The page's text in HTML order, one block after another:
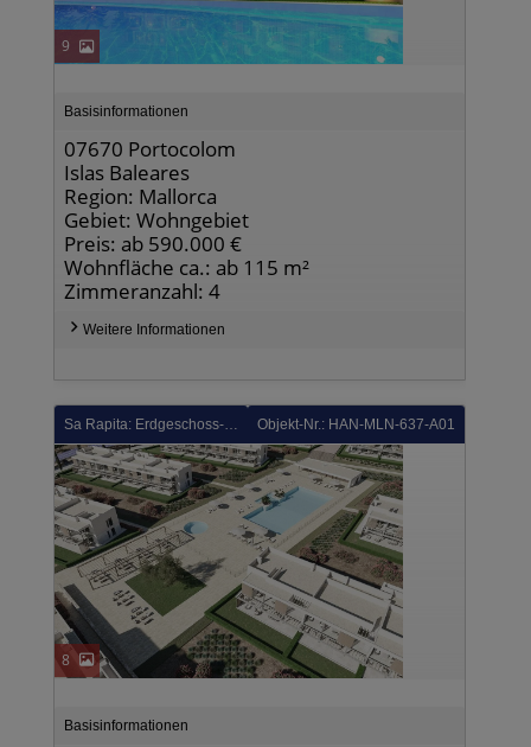
9
Basisinformationen
07670 Portocolom
Islas Baleares
Region: Mallorca
Gebiet: Wohngebiet
Preis: ab 590.000 €
Wohnfläche ca.: ab 115 m²
Zimmeranzahl: 4
Weitere Informationen
Sa Rapita: Erdgeschoss-Wohnungen mit 2 Schlafzimmern, 2 Bädern, privatem Garten, Klimaanlage und Gemeinschaftspool Objekt-Nr.: HAN-MLN-637-A01
8
Basisinformationen